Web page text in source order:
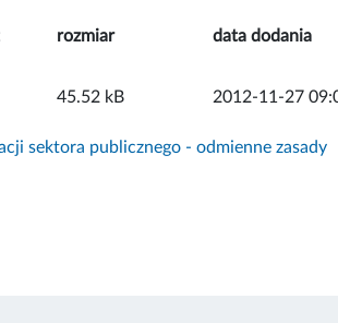
rozmiar data dodania
45.52 kB 2012-11-27
sektora publicznego - odmienne zasady